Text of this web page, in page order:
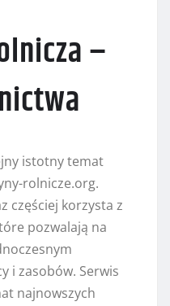
–
istotny temat
rolnicze.org.
częściej korzysta z
pozwalają na
i zasobów. Serwis
najnowszych